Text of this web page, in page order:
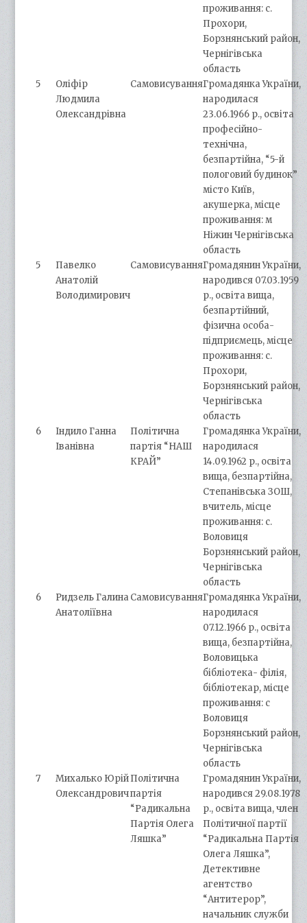
проживання: с.
Прохори,
Борзнянський район,
Чернігівська
область
5
Оліфір
Людмила
Олександрівна
СамовисуванняГромадянка України,
народилася
23.06.1966 р., освіта
професійно-
технічна,
безпартійна, “5-й
пологовий будинок”
місто Київ,
акушерка, місце
проживання: м
Ніжин Чернігівська
область
5
Павелко
Анатолій
Володимирович
СамовисуванняГромадянин України,
народився 07.03.1959
р., освіта вища,
безпартійний,
фізична особа-
підприємець, місце
проживання: с.
Прохори,
Борзнянський район,
Чернігівська
область
6
Індило Ганна
Іванівна
Політична
партія “НАШ
КРАЙ”
Громадянка України,
народилася
14.09.1962 р., освіта
вища, безпартійна,
Степанівська ЗОШ,
вчитель, місце
проживання: с.
Воловиця
Борзнянський район,
Чернігівська
область
6
Ридзель Галина
Анатоліївна
СамовисуванняГромадянка України,
народилася
07.12.1966 р., освіта
вища, безпартійна,
Воловицька
бібліотека- філія,
бібліотекар, місце
проживання: с
Воловиця
Борзнянський район,
Чернігівська
область
7
Михалько Юрій
Олександрович
Політична
партія
“Радикальна
Партія Олега
Ляшка”
Громадянин України,
народився 29.08.1978
р., освіта вища, член
Політичної партії
“Радикальна Партія
Олега Ляшка”,
Детективне
агентство
“Антитерор”,
начальник служби